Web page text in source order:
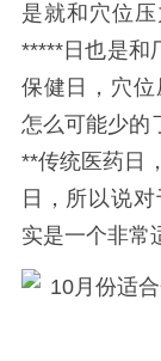
是就和穴位
*****日也是和
保健日，穴
怎么可能少的
**传统医药日
日，所以说
实是一个非常